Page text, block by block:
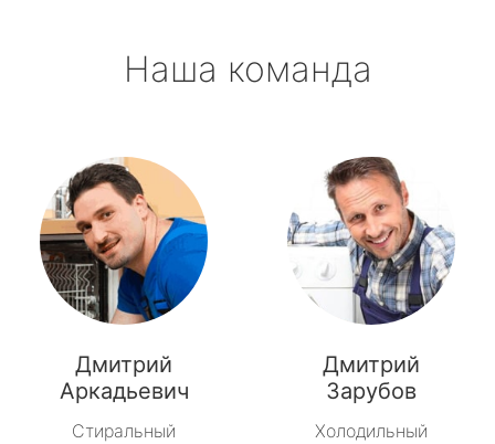
Наша команда
Дмитрий
Аркадьевич
Стиральный
Дмитрий
Зарубов
Холодильный